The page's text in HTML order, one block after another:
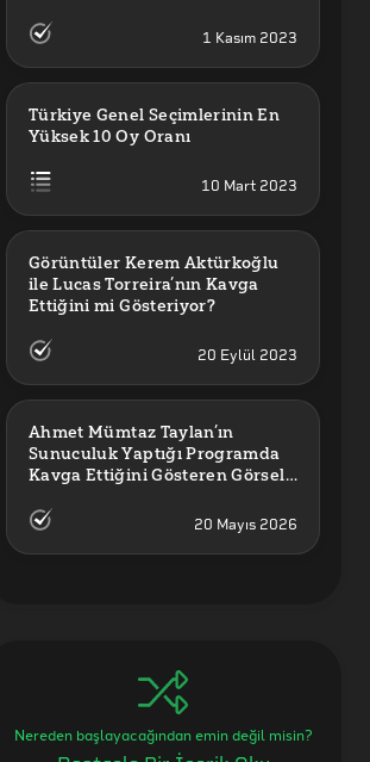
1 Kasım 2023
Türkiye Genel Seçimlerinin En
Yüksek 10 Oy Oranı
10 Mart 2023
Görüntüler Kerem Aktürkoğlu
ile Lucas Torreira’nın Kavga
Ettiğini mi Gösteriyor?
20 Eylül 2023
Ahmet Mümtaz Taylan’ın
Sunuculuk Yaptığı Programda
Kavga Ettiğini Gösteren Görsel
20 Mayıs 2026
Nereden başlayacağından emin değil misin?